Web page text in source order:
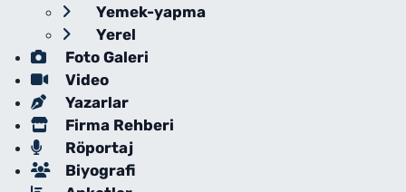
Yemek-yapma
Yerel
Foto Galeri
Video
Yazarlar
Firma Rehberi
Röportaj
Biyografi